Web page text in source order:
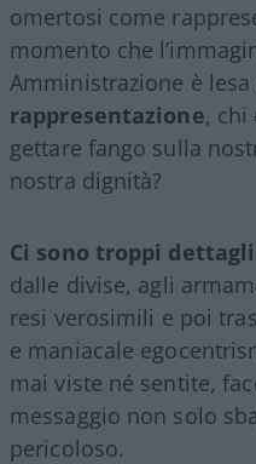
omertosi come
momento che
Amministrazione è
rappresentazione, chi
gettare fango sulla
nostra dignità?
Ci sono troppi
dalle divise, agli
resi verosimili e poi
e maniacale
mai viste né sentite,
messaggio non solo
pericoloso.